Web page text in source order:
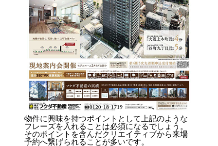
物件に興味を持つポイントとして上記のような
フレーズを入れることは必須になるでしょう。
そのポイントを含んだクリエイティブから来場
予約へ繋げられることが多いです。